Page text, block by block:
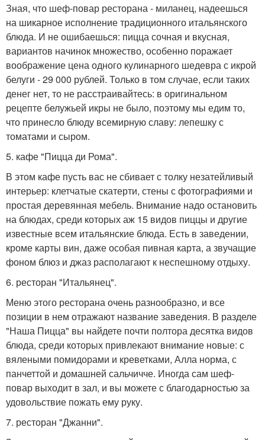
Зная, что шеф-повар ресторана - миланец, надеешься
на шикарное исполнение традиционного итальянского
блюда. И не ошибаешься: пицца сочная и вкусная,
вариантов начинок множество, особенно поражает
воображение цена одного кулинарного шедевра с икрой
белуги - 29 000 рублей. Только в том случае, если таких
денег нет, то не расстраивайтесь: в оригинальном
рецепте белужьей икры не было, поэтому мы едим то,
что принесло блюду всемирную славу: лепешку с
томатами и сыром.
5. кафе "Пицца ди Рома".
В этом кафе пусть вас не сбивает с толку незатейливый
интерьер: клетчатые скатерти, стены с фотографиями и
простая деревянная мебель. Внимание надо остановить
на блюдах, среди которых аж 15 видов пиццы и другие
известные всем итальянские блюда. Есть в заведении,
кроме карты вин, даже особая пивная карта, а звучащие
фоном блюз и джаз располагают к неспешному отдыху.
6. ресторан "Итальянец".
Меню этого ресторана очень разнообразно, и все
позиции в нем отражают название заведения. В разделе
"Наша Пицца" вы найдете почти полтора десятка видов
блюда, среди которых привлекают внимание новые: с
вялеными помидорами и креветками, Алла норма, с
панчеттой и домашней сальчичче. Иногда сам шеф-
повар выходит в зал, и вы можете с благодарностью за
удовольствие пожать ему руку.
7. ресторан "Джанни".